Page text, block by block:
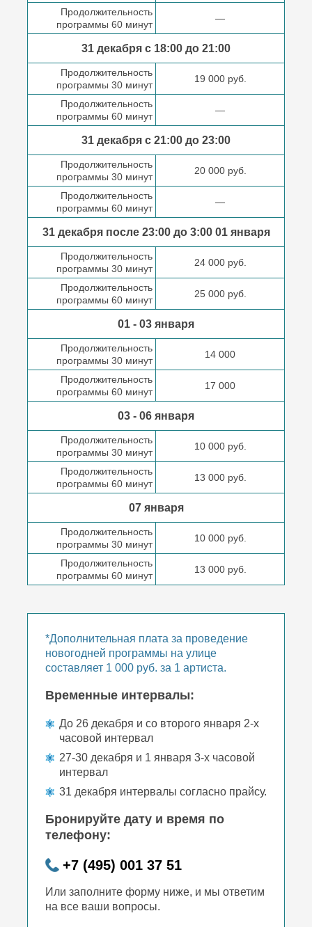
Продолжительность
программы 60 минут
—
31 декабря с 18:00 до 21:00
Продолжительность
программы 30 минут
19 000 руб.
Продолжительность
программы 60 минут
—
31 декабря с 21:00 до 23:00
Продолжительность
программы 30 минут
20 000 руб.
Продолжительность
программы 60 минут
—
31 декабря после23:00 до 3:0001 января
Продолжительность
программы 30 минут
24 000 руб.
Продолжительность
программы 60 минут
25 000 руб.
01 - 03 января
Продолжительность
программы 30 минут
14 000
Продолжительность
программы 60 минут
17 000
03 - 06 января
Продолжительность
программы 30 минут
10 000 руб.
Продолжительность
программы 60 минут
13 000 руб.
07 января
Продолжительность
программы 30 минут
10 000 руб.
Продолжительность
программы 60 минут
13 000 руб.
*Дополнительная плата за проведение
новогодней программы на улице
составляет 1 000 руб. за 1 артиста.
Временные интервалы:
До 26 декабря и со второго января 2-х
часовой интервал
27-30 декабря и 1 января 3-х часовой
интервал
31 декабря интервалы согласно прайсу.
Бронируйте дату и время по
телефону:
+7 (495) 001 37 51
Или заполните форму ниже, и мы ответим
на все ваши вопросы.